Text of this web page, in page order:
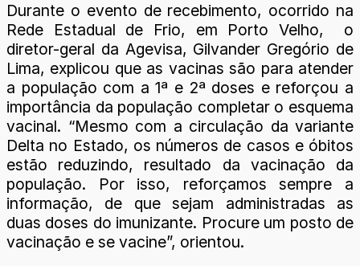
Durante o evento de recebimento, ocorrido na
Rede Estadual de Frio, em Porto Velho, o
diretor-geral da Agevisa, Gilvander Gregório de
Lima, explicou que as vacinas são para atender
a população com a 1ª e 2ª doses e reforçou a
importância da população completar o esquema
vacinal. “Mesmo com a circulação da variante
Delta no Estado, os números de casos e óbitos
estão reduzindo, resultado da vacinação da
população. Por isso, reforçamos sempre a
informação, de que sejam administradas as
duas doses do imunizante. Procure um posto de
vacinação e se vacine”, orientou.